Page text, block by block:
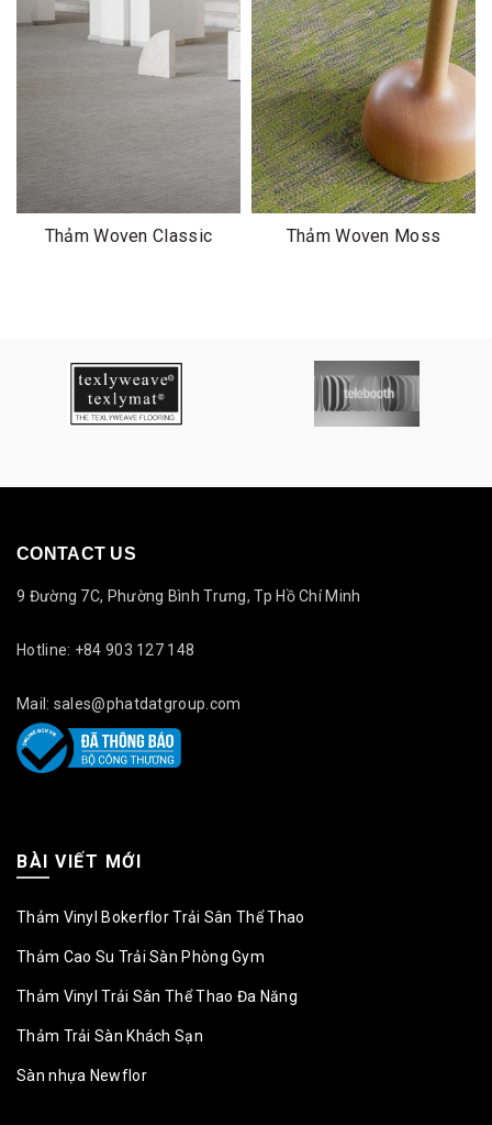
Thảm Woven Classic Thảm Woven Moss
CONTACT US
9 Đường 7C, Phường Bình Trưng, Tp Hồ Chí Minh
Hotline: +84 903 127 148
Mail: sales@phatdatgroup.com
BÀI VIẾT MỚI
Thảm Vinyl Bokerflor Trải Sân Thể Thao
Thảm Cao Su Trải Sàn Phòng Gym
Thảm Vinyl Trải Sân Thể Thao Đa Năng
Thảm Trải Sàn Khách Sạn
Sàn nhựa Newflor